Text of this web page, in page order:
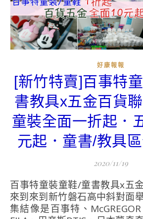
好康報報
[新竹特賣]百事特
書教具x五金百貨
童裝全面一折起．
元起．童書/教具
2020/11/19
百事特童裝童鞋/童書教具x五金百貨聯合拍賣會
來到來到新竹磐石高中斜對面
集結像是百事特、